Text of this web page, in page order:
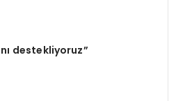
destekliyoruz”